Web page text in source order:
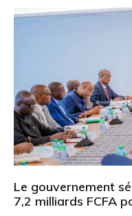
Le gouvernement
7,2 milliards FCFA